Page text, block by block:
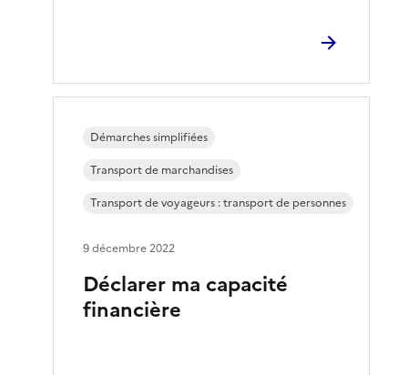
Déclarer ma capacité
financière
Démarches simplifiées
Transport de marchandises
Transport de voyageurs : transport de personnes
9 décembre 2022